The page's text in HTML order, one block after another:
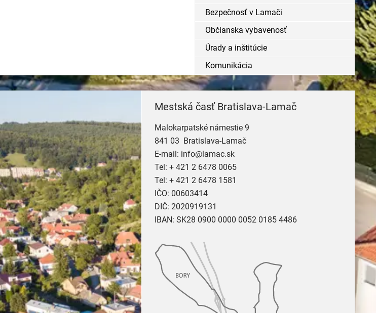
Bezpečnosť v Lamači
Občianska vybavenosť
Úrady a inštitúcie
Komunikácia
Mestská časť Bratislava-Lamač
Malokarpatské námestie 9
841 03 Bratislava-Lamač
E-mail: info@lamac.sk
Tel:+ 421 2 6478 0065
Tel:+ 421 2 6478 1581
IČO: 00603414
DIČ: 2020919131
IBAN: SK28 0900 0000 0052 0185 4486